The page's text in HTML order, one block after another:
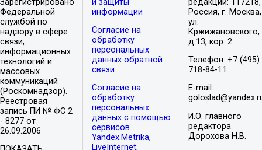
Федеральной
службой по
надзору в сфере
связи,
информационных
технологий и
массовых
коммуникаций
(Роскомнадзор).
Реестровая
запись ПИ № ФС 2
- 8277 от
26.09.2006
информации
Согласие на
обработку
персональных
данных обратной
связи
Согласие на
обработку
персональных
данных с помощью
сервисов
Yandex.Metrika,
LiveInternet,
Россия, г. Москва,
ул.
Кржижановского,
д.13, кор. 2
Телефон: +7 (495)
718-84-11
E-mail:
И.О. главного
редактора
Дорохова Н.В.